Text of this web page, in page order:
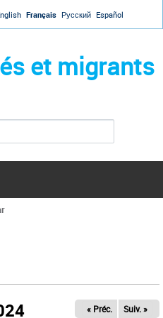
Français Русский Español
et migrants
« Préc. Suiv. »